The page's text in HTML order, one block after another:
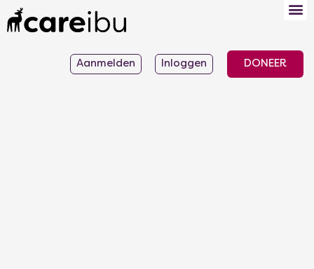
naar
Aanmelden Inloggen DONEER